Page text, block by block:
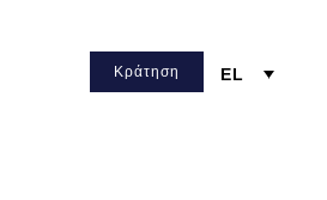
Κράτηση EL